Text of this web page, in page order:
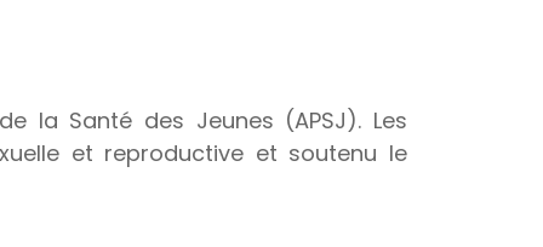
la Santé des Jeunes (APSJ). Les
et reproductive et soutenu le